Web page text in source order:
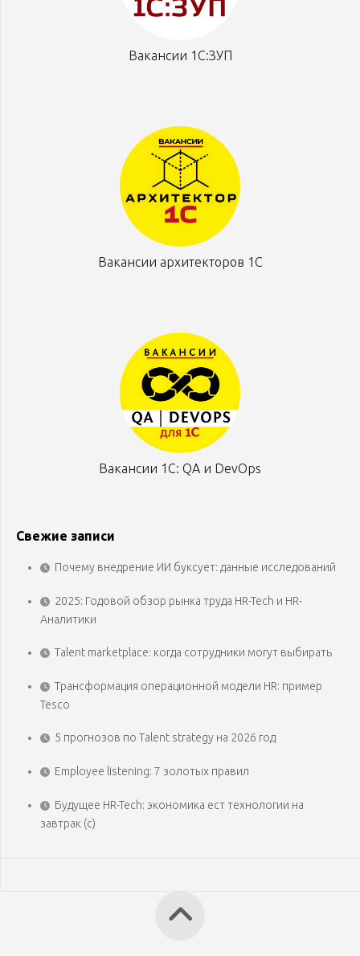
Вакансии 1С:ЗУП
Вакансии архитекторов 1С
Вакансии 1С: QA и DevOps
Свежие записи
Почему внедрение ИИ буксует: данные исследований
2025: Годовой обзор рынка труда HR-Tech и HR-
Аналитики
Talent marketplace: когда сотрудники могут выбирать
Трансформация операционной модели HR: пример
Tesco
5 прогнозов по Talent strategy на 2026 год
Employee listening: 7 золотых правил
Будущее HR-Tech: экономика ест технологии на
завтрак (с)